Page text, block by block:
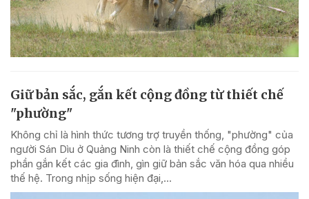
Giữ bản sắc, gắn kết cộng đồng từ thiết chế
"phường"
Không chỉ là hình thức tương trợ truyền thống, "phường" của
người Sán Dìu ở Quảng Ninh còn là thiết chế cộng đồng góp
phần gắn kết các gia đình, gìn giữ bản sắc văn hóa qua nhiều
thế hệ. Trong nhịp sống hiện đại,...